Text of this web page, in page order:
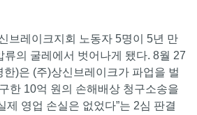
브레이크지회 노동자 5명이 5년 만
류의 굴레에서 벗어나게 됐다. 8월 27
)은 (주)상신브레이크가 파업을 벌
한 10억 원의 손해배상 청구소송을
제 영업 손실은 없었다”는 2심 판결